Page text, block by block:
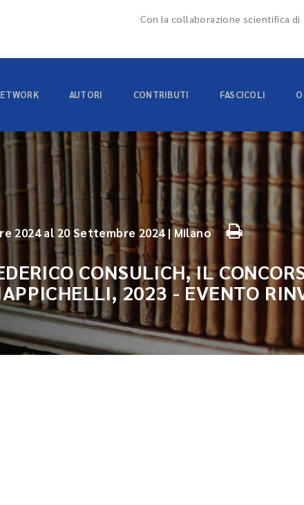
Con la collaborazione scientifica di
AUTORI CONTRIBUTI FASCICOLI
2024 al 20 Settembre 2024 | Milano
CONSULICH, IL
2023 - EVENTO